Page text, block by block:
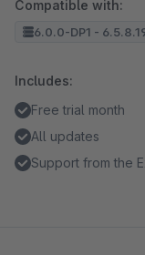
Compatible with:
6.0.0-DP1 -
Includes:
Free trial month
All updates
Support from the